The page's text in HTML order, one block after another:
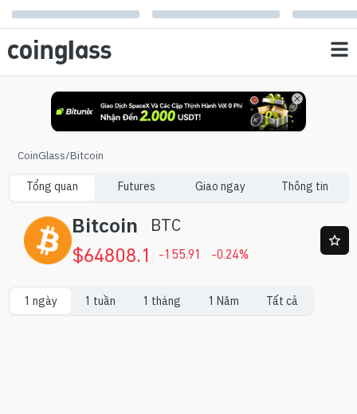
CoinGlass/Bitcoin
Tổng quan Futures Giao ngay Thông tin
Bitcoin BTC
$64808.1 -155.91 -0.24%
1 ngày 1 tuần 1 tháng 1 Năm Tất cả